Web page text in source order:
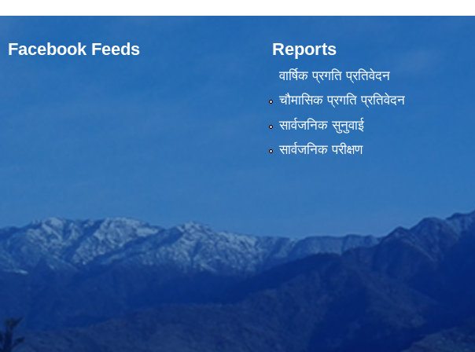
Facebook Feeds Reports
वार्षिक प्रगति प्रतिवेदन
चौमासिक प्रगति प्रतिवेदन
सार्वजनिक सुनुवाई
सार्वजनिक परीक्षण